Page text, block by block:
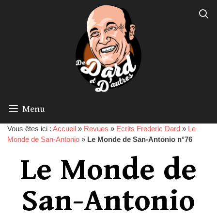
Menu
Vous êtes ici : Accueil » Revues » Ecrits Frederic Dard » Le
Monde de San-Antonio » Le Monde de San-Antonio n°76
Le Monde de
San-Antonio